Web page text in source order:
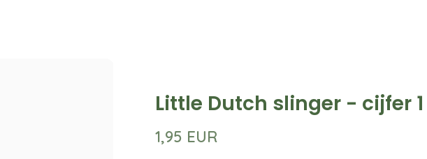
Little Dutch slinger - cijfer 1
1,95 EUR